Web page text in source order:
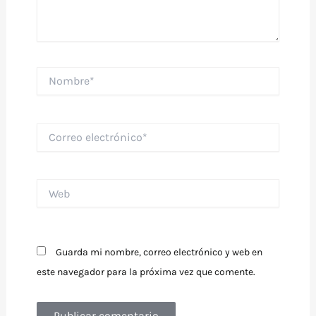
electrónico*
Guarda mi nombre, correo electrónico y web en
este navegador para la próxima vez que comente.